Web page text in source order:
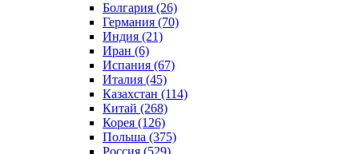
Болгария (26)
Германия (70)
Индия (21)
Иран (6)
Испания (67)
Италия (45)
Казахстан (114)
Китай (268)
Корея (126)
Польша (375)
Россия (529)